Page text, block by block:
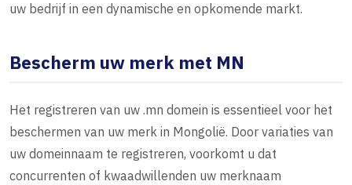
uw bedrijf in een dynamische en opkomende markt.
Bescherm uw merk met MN
Het registreren van uw .mn domein is essentieel voor het
beschermen van uw merk in Mongolië. Door variaties van
uw domeinnaam te registreren, voorkomt u dat
concurrenten of kwaadwillenden uw merknaam